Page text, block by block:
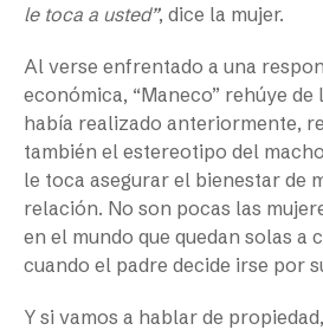
le toca a usted”, dice la mujer.
Al verse enfrentado a una
económica, “Maneco” rehúye
había realizado anteriormente,
también el estereotipo del
le toca asegurar el bienestar de
relación. No son pocas las
en el mundo que quedan solas a
cuando el padre decide irse por
Y si vamos a hablar de